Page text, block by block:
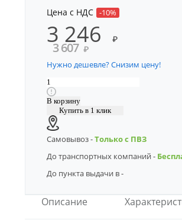
Цена с НДС -10%
3 246 ₽
3 607 ₽
Нужно дешевле? Снизим цену!
Купить в 1 клик
Самовывоз -Только с ПВЗ
До транспортных компаний -
До пункта выдачи в-
Описание